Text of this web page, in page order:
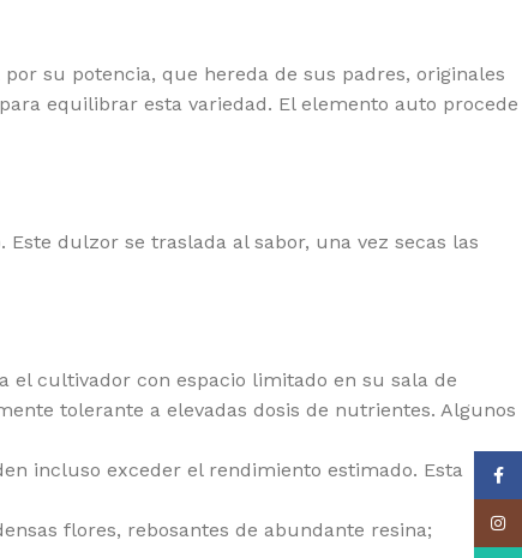
su potencia, que hereda de sus padres, originales
equilibrar esta variedad. El elemento auto procede
dulzor se traslada al sabor, una vez secas las
el cultivador con espacio limitado en su sala de
tolerante a elevadas dosis de nutrientes. Algunos
incluso exceder el rendimiento estimado. Esta
flores, rebosantes de abundante resina;